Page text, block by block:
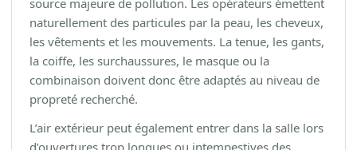
source majeure de pollution. Les opérateurs émettent
naturellement des particules par la peau, les cheveux,
les vêtements et les mouvements. La tenue, les gants,
la coiffe, les surchaussures, le masque ou la
combinaison doivent donc être adaptés au niveau de
propreté recherché.
L’air extérieur peut également entrer dans la salle lors
d’ouvertures trop longues ou intempestives des